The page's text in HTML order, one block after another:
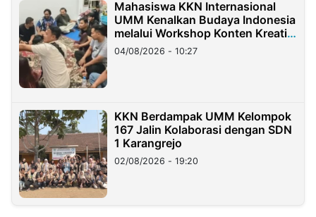
Mahasiswa KKN Internasional
UMM Kenalkan Budaya Indonesia
melalui Workshop Konten Kreatif
di Taiwan
04/08/2026 - 10:27
KKN Berdampak UMM Kelompok
167 Jalin Kolaborasi dengan SDN
1 Karangrejo
02/08/2026 - 19:20